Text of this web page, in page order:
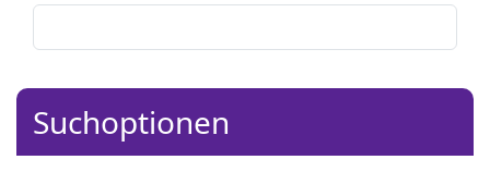
Suchoptionen